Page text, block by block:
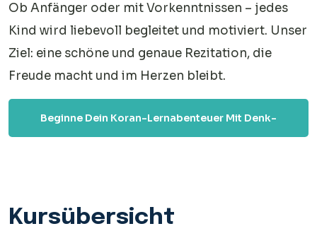
Ob Anfänger oder mit Vorkenntnissen – jedes
Kind wird liebevoll begleitet und motiviert. Unser
Ziel: eine schöne und genaue Rezitation, die
Freude macht und im Herzen bleibt.
Beginne Dein Koran-Lernabenteuer Mit Denk-
Kursübersicht